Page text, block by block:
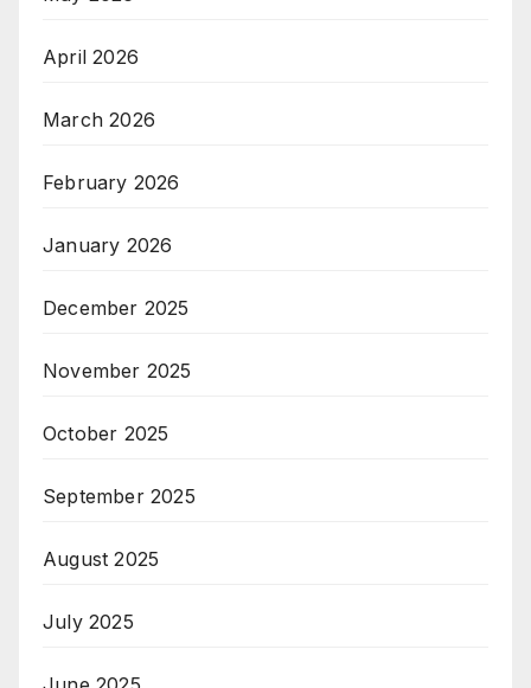
April 2026
March 2026
February 2026
January 2026
December 2025
November 2025
October 2025
September 2025
August 2025
July 2025